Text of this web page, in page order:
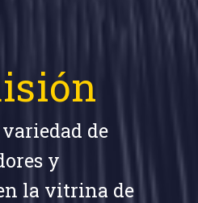
de
y
la vitrina de